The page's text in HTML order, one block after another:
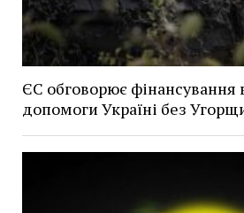
ЄС обговорює фінансування
допомоги Україні без